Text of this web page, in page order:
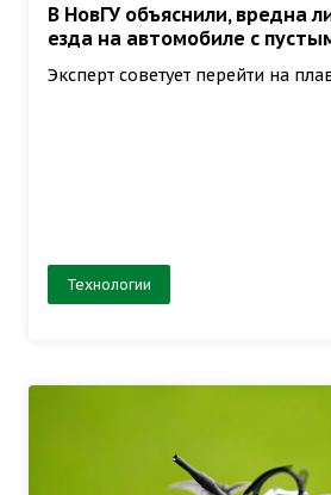
В НовГУ объяснили, вредна
езда на автомобиле с
Эксперт советует перейти на
Технологии